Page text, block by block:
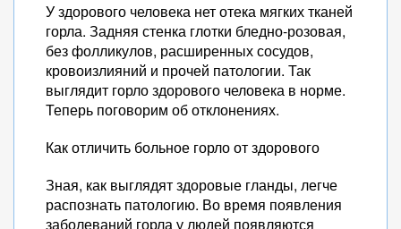
У здорового человека нет отека мягких тканей
горла. Задняя стенка глотки бледно-розовая,
без фолликулов, расширенных сосудов,
кровоизлияний и прочей патологии. Так
выглядит горло здорового человека в норме.
Теперь поговорим об отклонениях.
Как отличить больное горло от здорового
Зная, как выглядят здоровые гланды, легче
распознать патологию. Во время появления
заболеваний горла у людей появляются